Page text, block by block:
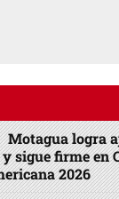
Motagua logra
y sigue firme en
2026